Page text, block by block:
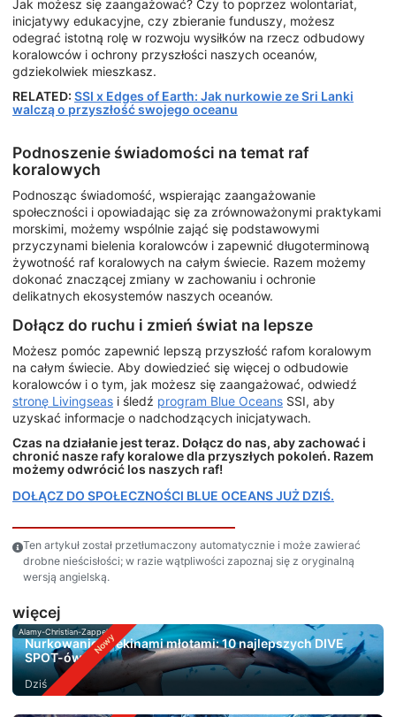
Jak możesz się zaangażować? Czy to poprzez wolontariat,
inicjatywy edukacyjne, czy zbieranie funduszy, możesz
odegrać istotną rolę w rozwoju wysiłków na rzecz odbudowy
koralowców i ochrony przyszłości naszych oceanów,
gdziekolwiek mieszkasz.
RELATED: SSI x Edges of Earth: Jak nurkowie ze Sri Lanki
walczą o przyszłość swojego oceanu
Podnoszenie świadomości na temat raf
koralowych
Podnosząc świadomość, wspierając zaangażowanie
społeczności i opowiadając się za zrównoważonymi praktykami
morskimi, możemy wspólnie zająć się podstawowymi
przyczynami bielenia koralowców i zapewnić długoterminową
żywotność raf koralowych na całym świecie. Razem możemy
dokonać znaczącej zmiany w zachowaniu i ochronie
delikatnych ekosystemów naszych oceanów.
Dołącz do ruchu i zmień świat na lepsze
Możesz pomóc zapewnić lepszą przyszłość rafom koralowym
na całym świecie. Aby dowiedzieć się więcej o odbudowie
koralowców i o tym, jak możesz się zaangażować, odwiedź
stronę Livingseas i śledź program Blue Oceans SSI, aby
uzyskać informacje o nadchodzących inicjatywach.
Czas na działanie jest teraz. Dołącz do nas, aby zachować i
chronić nasze rafy koralowe dla przyszłych pokoleń. Razem
możemy odwrócić los naszych raf!
DOŁĄCZ DO SPOŁECZNOŚCI BLUE OCEANS JUŻ DZIŚ.
Ten artykuł został przetłumaczony automatycznie i może zawierać
drobne nieścisłości; w razie wątpliwości zapoznaj się z oryginalną
wersją angielską.
więcej
Alamy-Christian-Zappel
Nurkowanie z rekinami młotami: 10 najlepszych DIVE
SPOT-ów
Dziś